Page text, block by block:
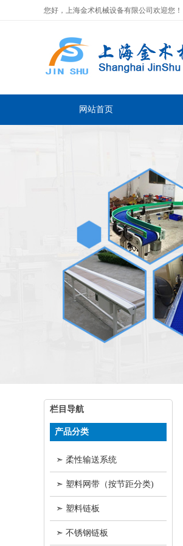
您好，上海金术机械设备有限公司欢迎您！
网站首页
栏目导航
➣ 柔性输送系统
➣ 塑料网带（按节距分类)
➣ 塑料链板
➣ 不锈钢链板
产品分类